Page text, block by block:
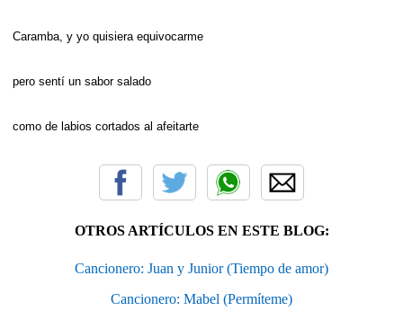
Caramba, y yo quisiera equivocarme
pero sentí un sabor salado
como de labios cortados al afeitarte
OTROS ARTÍCULOS EN ESTE BLOG:
Cancionero: Juan y Junior (Tiempo de amor)
Cancionero: Mabel (Permíteme)